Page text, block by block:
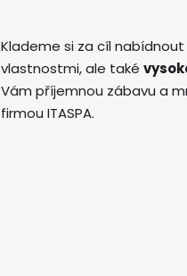
Klademe si za cíl
vlastnostmi, ale také
Vám příjemnou zábavu a
firmou ITASPA.